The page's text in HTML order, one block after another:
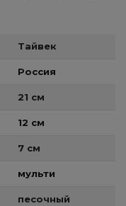
Тайвек
Россия
21 см
12 см
7 см
мульти
песочный